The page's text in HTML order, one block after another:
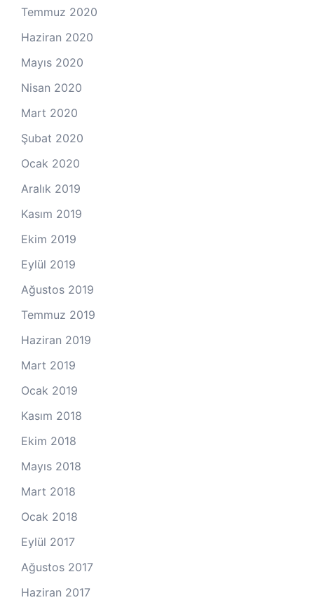
Temmuz 2020
Haziran 2020
Mayıs 2020
Nisan 2020
Mart 2020
Şubat 2020
Ocak 2020
Aralık 2019
Kasım 2019
Ekim 2019
Eylül 2019
Ağustos 2019
Temmuz 2019
Haziran 2019
Mart 2019
Ocak 2019
Kasım 2018
Ekim 2018
Mayıs 2018
Mart 2018
Ocak 2018
Eylül 2017
Ağustos 2017
Haziran 2017